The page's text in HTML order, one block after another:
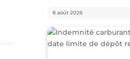
8 août 2026